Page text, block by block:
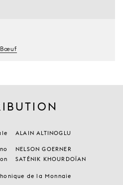
Bœuf
ALAIN ALTINOGLU
NELSON GOERNER
SATÉNIK KHOURDOÏAN
de la Monnaie